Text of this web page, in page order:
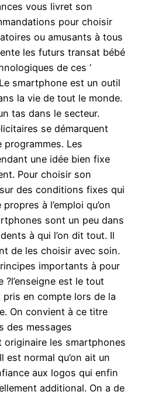
vous livret son
pour choisir
ou amusants à tous
les futurs transat bébé
de ces ‘
smartphone est un outil
la vie de tout le monde.
tas dans le secteur.
se démarquent
Les
une idée bien fixe
Pour choisir son
des conditions fixes qui
à l’emploi qu’on
sont un peu dans
à qui l’on dit tout. Il
de les choisir avec soin.
importants à pour
est le tout
en compte lors de la
On convient à ce titre
des messages
les smartphones
est normal qu’on ait un
aux logos qui enfin
additional. On a de